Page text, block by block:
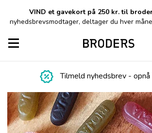
VIND et gavekort på 250 kr. til
nyhedsbrevsmodtager, deltager du hver
Toggle navigation
Tilmeld nyhedsbrev -